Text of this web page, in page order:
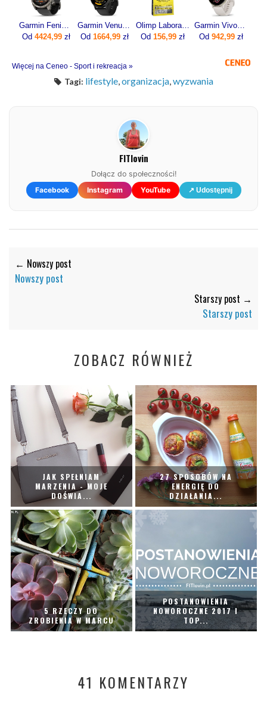
Od 4424,99zł
Od 1664,99zł
Od 156,99 zł
Od 942,99 zł
Więcej na Ceneo - Sport i rekreacja »
Tagi: lifestyle, organizacja, wyzwania
FITlovin
Dołącz do społeczności!
Facebook
Instagram YouTube ↗ Udostępnij
← Nowszy post
Nowszy post
Starszy post →
Starszy post
ZOBACZ RÓWNIEŻ
JAK SPEŁNIAM
MARZENIA - MOJE
DOŚWIA...
27 SPOSOBÓW NA
ENERGIĘ DO
DZIAŁANIA...
5 RZECZY DO
ZROBIENIA W MARCU
POSTANOWIENIA
NOWOROCZNE 2017 I
TOP...
41 KOMENTARZY